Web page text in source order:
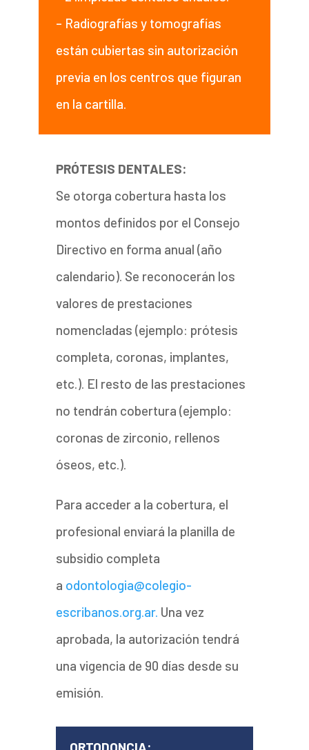
– Radiografías y tomografías
están cubiertas sin autorización
previa en los centros que figuran
en la cartilla.
PRÓTESIS DENTALES:
Se otorga cobertura hasta los
montos definidos por el Consejo
Directivo en forma anual (año
calendario). Se reconocerán los
valores de prestaciones
nomencladas (ejemplo: prótesis
completa, coronas, implantes,
etc.). El resto de las prestaciones
no tendrán cobertura (ejemplo:
coronas de zirconio, rellenos
óseos, etc.).
Para acceder a la cobertura, el
profesional enviará la planilla de
subsidio completa
a odontologia@colegio-
escribanos.org.ar. Una vez
aprobada, la autorización tendrá
una vigencia de 90 días desde su
emisión.